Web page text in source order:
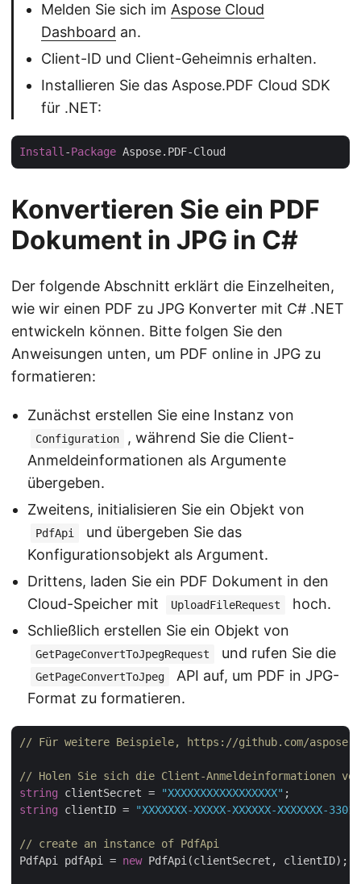
Melden Sie sich im Aspose Cloud
Dashboard an.
Client-ID und Client-Geheimnis erhalten.
Installieren Sie das Aspose.PDF Cloud SDK
für .NET:
Install -Package
Konvertieren Sie ein PDF
Dokument in JPG in C#
Der folgende Abschnitt erklärt die Einzelheiten,
wie wir einen PDF zu JPG Konverter mit C# .NET
entwickeln können. Bitte folgen Sie den
Anweisungen unten, um PDF online in JPG zu
formatieren:
Zunächst erstellen Sie eine Instanz von
Configuration
, während Sie die Client-
Anmeldeinformationen als Argumente
übergeben.
Zweitens, initialisieren Sie ein Objekt von
PdfApi
und übergeben Sie das
Konfigurationsobjekt als Argument.
Drittens, laden Sie ein PDF Dokument in den
Cloud-Speicher mit
UploadFileRequest
hoch.
Schließlich erstellen Sie ein Objekt von
GetPageConvertToJpegRequest und rufen Sie die
GetPageConvertToJpeg
API auf, um PDF in JPG-
Format zu formatieren.
// Für weitere Beispiele, https://github.com/aspose-
// Holen Sie sich die Client-Anmeldeinformationen
string clientSecret = "XXXXXXXXXXXXXXXXX"
string clientID = "XXXXXXX-XXXXX-XXXXXX-XXXXXXX-
// create an instance of PdfApi
PdfApi pdfApi = new PdfApi(clientSecret, clientID);